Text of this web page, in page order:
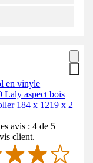
en vinyle
Laly aspect bois
184 x 1219 x 2
avis : 4 de 5
client.